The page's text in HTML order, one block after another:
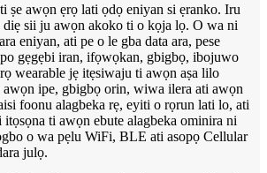
ṣe awọn ẹrọ lati ọdọ eniyan si ẹranko. Iru
diẹ sii ju awọn akoko ti o kọja lọ. O wa ni
eniyan, ati pe o le gba data ara, pese
gẹgẹbi iran, ifọwọkan, gbigbọ, ibojuwo
wearable jẹ itẹsiwaju ti awọn aṣa lilo
awọn ipe, gbigbọ orin, wiwa ilera ati awọn
foonu alagbeka rẹ, eyiti o rọrun lati lo, ati
itọsọna ti awọn ebute alagbeka ominira ni
o wa pẹlu WiFi, BLE ati asopọ Cellular
julọ.